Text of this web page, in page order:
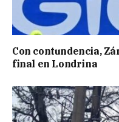
Con contundencia,
final en Londrina